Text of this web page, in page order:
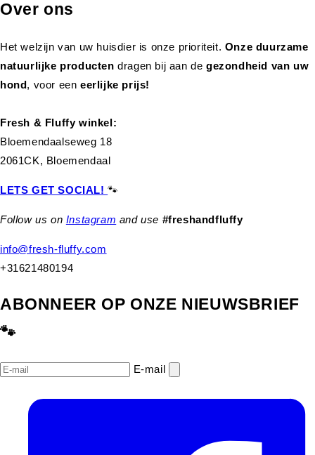
Over ons
Het welzijn van uw huisdier is onze prioriteit. Onze duurzame
natuurlijke productendragen bij aan de gezondheid van uw
hond, voor eeneerlijke prijs!
Fresh & Fluffy winkel:
Bloemendaalseweg 18
2061CK, Bloemendaal
LETS GET SOCIAL!🐾
Follow us on Instagram and use #freshandfluffy
info@fresh-fluffy.com
+31621480194
ABONNEER OP ONZE NIEUWSBRIEF
🐾
E‑mail